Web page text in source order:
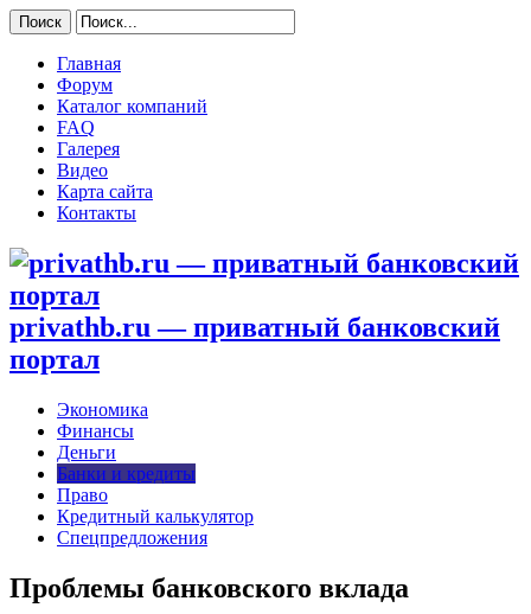
Главная
Форум
Каталог компаний
FAQ
Галерея
Видео
Карта сайта
Контакты
privathb.ru — приватный банковский
портал
Экономика
Финансы
Деньги
Банки и кредиты
Право
Кредитный калькулятор
Спецпредложения
Проблемы банковского вклада